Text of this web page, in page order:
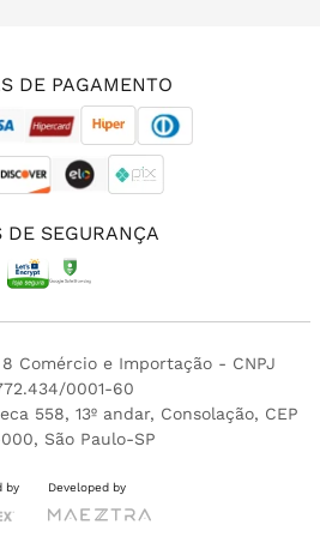
DE PAGAMENTO
DE SEGURANÇA
Comércio e Importação - CNPJ
0001-60
558, 13º andar, Consolação, CEP
São Paulo-SP
by Developed by